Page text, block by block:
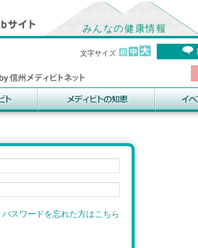
みんなの健康情報
文字サイズ
パスワードを忘れた方はこちら